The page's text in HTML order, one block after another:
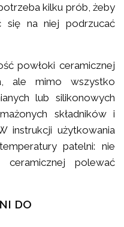
kilku prób, żeby
się na niej podrzucać
powłoki ceramicznej
ale mimo wszystko
lub silikonowych
składników i
instrukcji użytkowania
patelni: nie
ceramicznej polewać
DO